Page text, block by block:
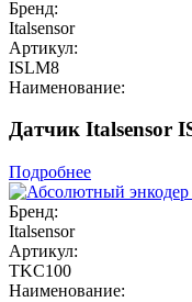
Бренд:
Italsensor
Артикул:
ISLM8
Наименование:
Датчик Italsensor
Подробнее
Бренд:
Italsensor
Артикул:
TKC100
Наименование: